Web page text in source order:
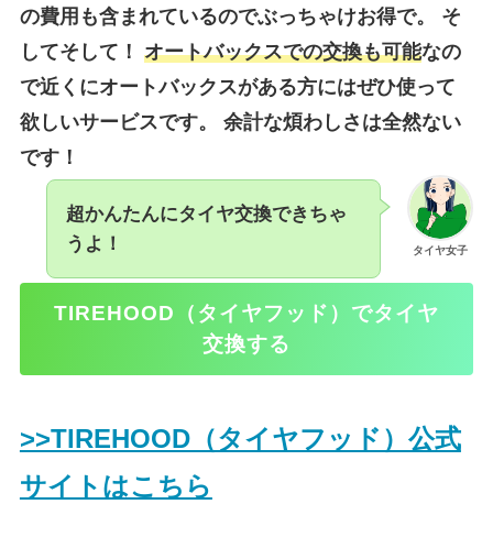
の費用も含まれているのでぶっちゃけお得で。
そ
してそして！ オートバックスでの交換も可能なの
で近くにオートバックスがある方にはぜひ使って
欲しいサービスです。 余計な煩わしさは全然ない
です！
タイヤ女子
超かんたんにタイヤ交換できちゃ
うよ！
TIREHOOD（タイヤフッド）でタイヤ
交換する
>>TIREHOOD（タイヤフッド）公式
サイトはこちら